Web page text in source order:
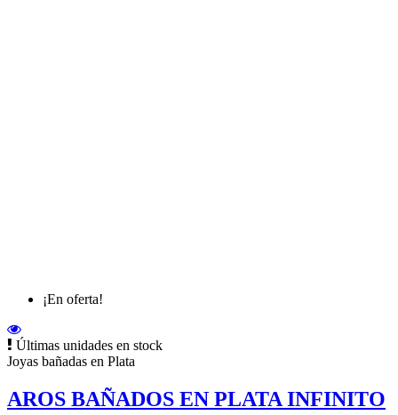
¡En oferta!
Últimas unidades en stock
Joyas bañadas en Plata
AROS BAÑADOS EN PLATA INFINITO